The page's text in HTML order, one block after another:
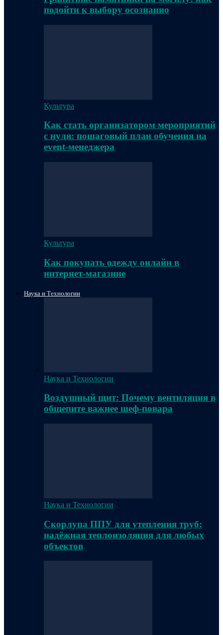
подойти к выбору осознанно
Культура
Как стать организатором мероприятий
с нуля: пошаговый план обучения на
event-менеджера
Культура
Как покупать одежду онлайн в
интернет-магазине
Наука и Технологии
Наука и Технологии
Воздушный щит: Почему вентиляция в
общепите важнее шеф-повара
Наука и Технологии
Скорлупа ППУ для утепления труб:
надёжная теплоизоляция для любых
объектов